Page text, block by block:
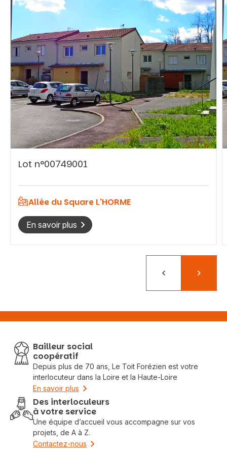
Lot n°00749001
Allée du Square L'HORME
En savoir plus
PrécédentSuivant
Bailleur social
coopératif
Depuis plus de 70 ans, Le Toit Forézien est votre
interlocuteur dans la Loire et la Haute-Loire
En savoir plus
Des interloculeurs
à votre service
Une équipe d’accueil vous accompagne sur vos
projets, de A à Z.
Contactez-nous